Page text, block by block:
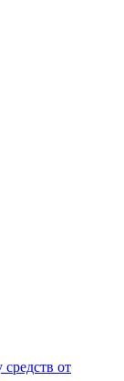
от